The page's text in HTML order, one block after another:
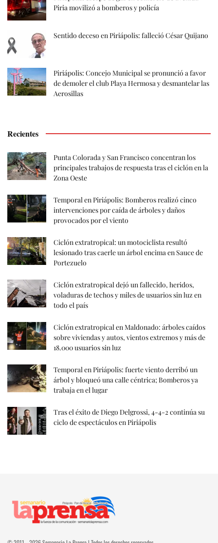
Piria movilizó a bomberos y policía
Sentido deceso en Piriápolis: falleció César Quijano
Piriápolis: Concejo Municipal se pronunció a favor
de demoler el club Playa Hermosa y desmantelar las
Aerosillas
Recientes
Punta Colorada y San Francisco concentran los
principales trabajos de respuesta tras el ciclón en la
Zona Oeste
Temporal en Piriápolis: Bomberos realizó cinco
intervenciones por caída de árboles y daños
provocados por el viento
Ciclón extratropical: un motociclista resultó
lesionado tras caerle un árbol encima en Sauce de
Portezuelo
Ciclón extratropical dejó un fallecido, heridos,
voladuras de techos y miles de usuarios sin luz en
todo el país
Ciclón extratropical en Maldonado: árboles caídos
sobre viviendas y autos, vientos extremos y más de
18.000 usuarios sin luz
Temporal en Piriápolis: fuerte viento derribó un
árbol y bloqueó una calle céntrica; Bomberos ya
trabaja en el lugar
Tras el éxito de Diego Delgrossi, 4-4-2 continúa su
ciclo de espectáculos en Piriápolis